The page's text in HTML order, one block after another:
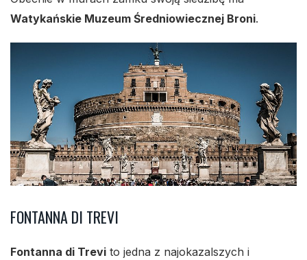
Watykańskie Muzeum Średniowiecznej Broni.
FONTANNA DI TREVI
Fontanna di Trevi to jedna z najokazalszych i